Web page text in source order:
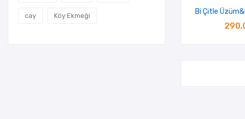
cay Köy Ekmeği Bi Çitle